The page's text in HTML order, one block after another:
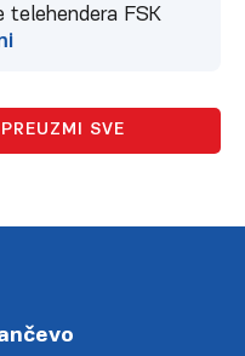
telehendera FSK
PREUZMI SVE